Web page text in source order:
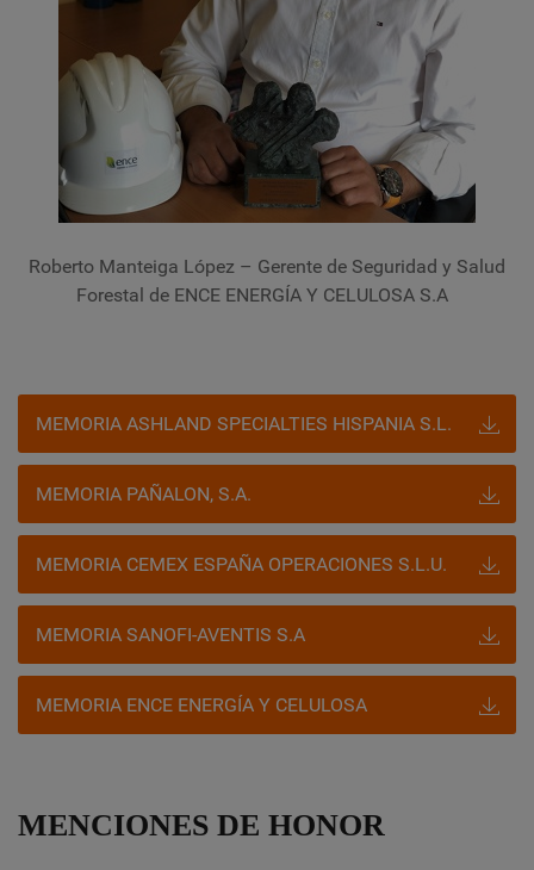
Roberto Manteiga López – Gerente de Seguridad y Salud
Forestal de ENCE ENERGÍA Y CELULOSA S.A
MEMORIA ASHLAND SPECIALTIES HISPANIA S.L.
MEMORIA PAÑALON, S.A.
MEMORIA CEMEX ESPAÑA OPERACIONES S.L.U.
MEMORIA SANOFI-AVENTIS S.A
MEMORIA ENCE ENERGÍA Y CELULOSA
MENCIONES DE HONOR